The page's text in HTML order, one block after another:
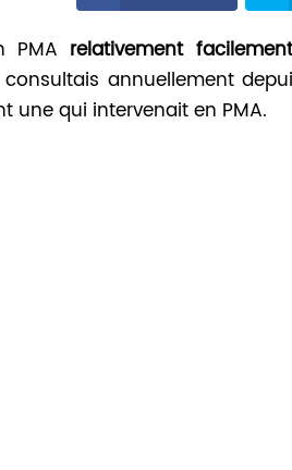
PMA relativement
annuellement
une qui intervenait en PMA.